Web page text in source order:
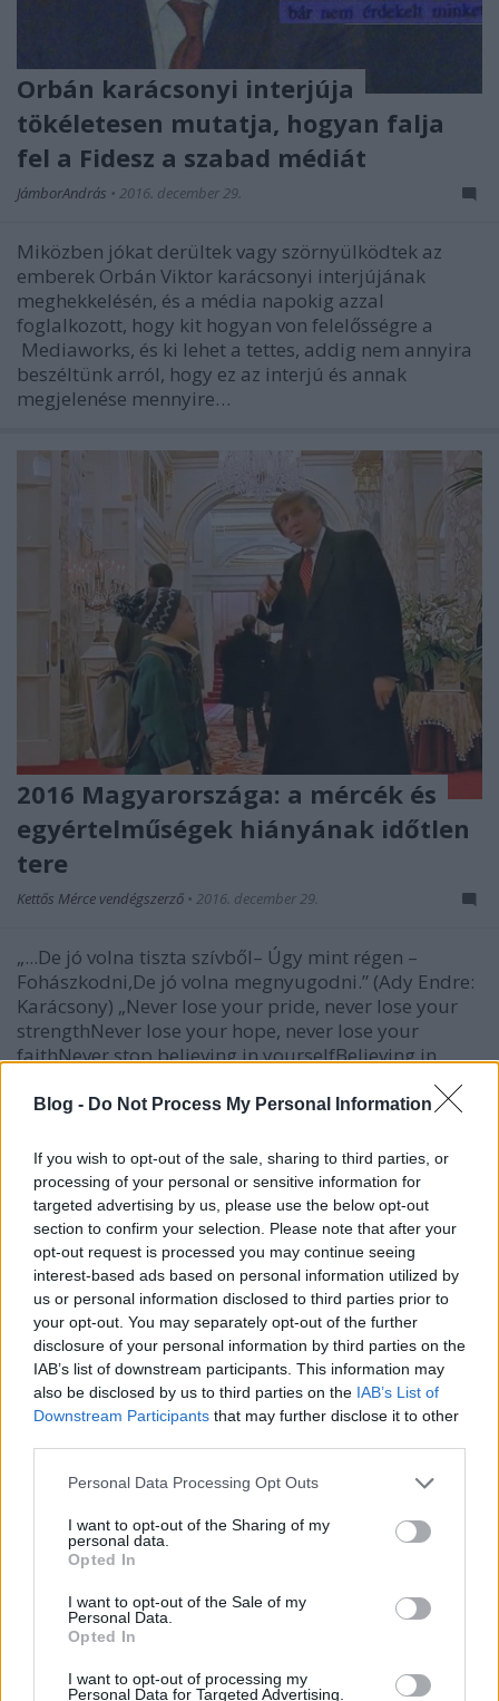
Blog - Do Not Process My Personal Information
If you wish to opt-out of the sale, sharing to third parties, or
processing of your personal or sensitive information for
targeted advertising by us, please use the below opt-out
section to confirm your selection. Please note that after your
opt-out request is processed you may continue seeing
interest-based ads based on personal information utilized by
us or personal information disclosed to third parties prior to
your opt-out. You may separately opt-out of the further
disclosure of your personal information by third parties on the
IAB’s list of downstream participants. This information may
also be disclosed by us to third parties on the IAB’s List of
Downstream Participants that may further disclose it to other
Please note that this website/app uses one or more Google
not limited to your visit or usage behaviour. You may click to
grant or deny consent to Google and its third-party tags to
use your data for below specified purposes in below Google
consent section.
Personal Data Processing Opt Outs
I want to opt-out of the Sharing of my
personal data.
Opted In
I want to opt-out of the Sale of my
Personal Data.
Opted In
I want to opt-out of processing my
Personal Data for Targeted Advertising.
Orbán karácsonyi interjúja
tökéletesen mutatja, hogyan falja
fel a Fidesz a szabad médiát
JámborAndrás • 2016. december 29.
Miközben jókat derültek vagy szörnyülködtek az
emberek Orbán Viktor karácsonyi interjújának
meghekkelésén, és a média napokig azzal
foglalkozott, hogy kit hogyan von felelősségre a
Mediaworks, és ki lehet a tettes, addig nem annyira
beszéltünk arról, hogy ez az interjú és annak
megjelenése mennyire…
2016 Magyarországa: a mércék és
egyértelműségek hiányának időtlen
tere
Kettős Mérce vendégszerző • 2016. december 29.
„...De jó volna tiszta szívből– Úgy mint régen –
Fohászkodni,De jó volna megnyugodni.” (Ady Endre:
Karácsony) „Never lose your pride, never lose your
strengthNever lose your hope, never lose your
faithNever stop believing in yourselfBelieving in
Bárcsak liberális beetetés lenne a
karácsonykor a Blahán
Kiszelly Zoltán, a Miniszterelnökségnek idén
írta meg az állami pénzből fenntartott közmédia